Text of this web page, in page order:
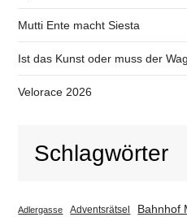
Mutti Ente macht Siesta
Ist das Kunst oder muss der
Velorace 2026
Schlagwörter
Adlergasse Adventsrätsel Bahnhof